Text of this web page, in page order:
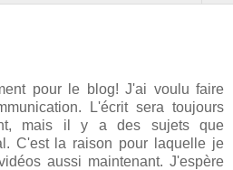
pour le blog! J'ai voulu faire
L'écrit sera toujours
mais il y a des sujets que
C'est la raison pour laquelle je
aussi maintenant. J'espère